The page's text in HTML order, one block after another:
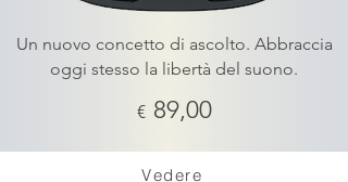
Un nuovo concetto di ascolto. Abbraccia
oggi stesso la libertà del suono.
€ 89,00
Vedere